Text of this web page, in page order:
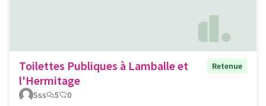
Toilettes Publiques à Lamballe et
l'Hermitage
Retenue
Sss 5 0